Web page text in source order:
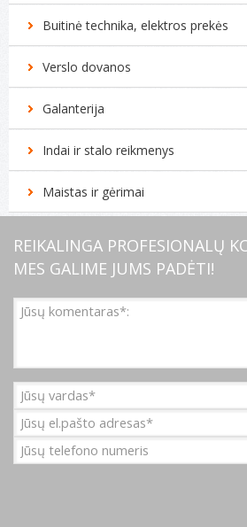
Buitinė technika, elektros prekės
Verslo dovanos
Galanterija
Indai ir stalo reikmenys
Maistas ir gėrimai
REIKALINGA PROFESIONALŲ
MES GALIME JUMS PADĖTI!